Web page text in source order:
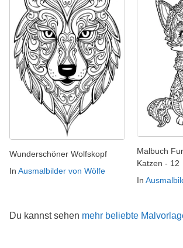
Wunderschöner Wolfskopf
In Ausmalbilder von Wölfe
Malbuch
Katzen - 12
In
Du kannst sehen mehr beliebte